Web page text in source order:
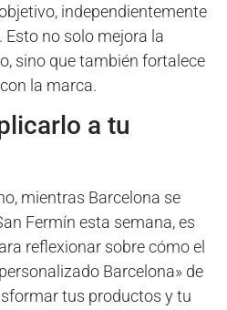
independientemente
no solo mejora la
sino que también fortalece
la marca.
a tu
mientras Barcelona se
Fermín esta semana, es
reflexionar sobre cómo el
Barcelona» de
tus productos y tu